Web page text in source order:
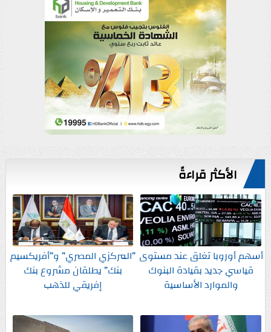
الأكثر قراءةً
أسهم أوروبا تغلق عند مستوى
قياسي جديد بقيادة البنوك
والموارد الأساسية
”المركزي المصري” و”أفريكسيم
بنك” يطلقان مشروع بنك
إفريقي للذهب